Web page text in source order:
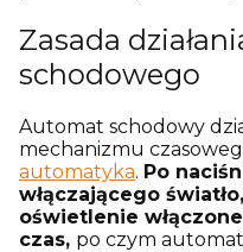
Zasada
schodowego
Automat schodowy
mechanizmu
automatyka. Po
włączającego
oświetlenie
czas, po czym